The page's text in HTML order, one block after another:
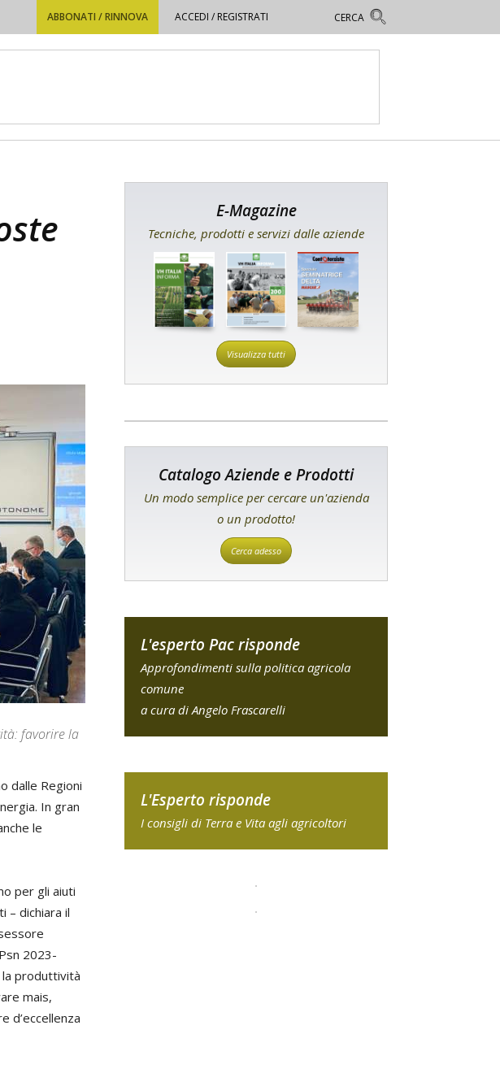
ABBONATI / RINNOVA ACCEDI / REGISTRATI
favorire la
dalle Regioni
In gran
le
per gli aiuti
– dichiara il
2023-
produttività
mais,
d’eccellenza
E-Magazine
Tecniche, prodotti e servizi dalle aziende
Visualizza tutti
Catalogo Aziende e Prodotti
Un modo semplice per cercare un'azienda
o un prodotto!
Cerca adesso
L'esperto Pac risponde
Approfondimenti sulla politica agricola
comune
a cura di Angelo Frascarelli
L'Esperto risponde
I consigli di Terra e Vita agli agricoltori